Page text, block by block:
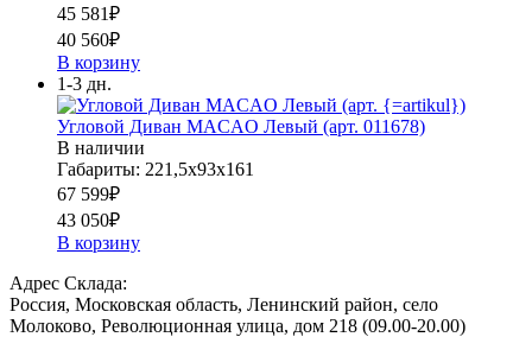
45 581₽
40 560₽
В корзину
1-3 дн.
Угловой Диван MACAO Левый (арт. 011678)
В наличии
Габариты: 221,5х93х161
67 599₽
43 050₽
В корзину
Адрес Склада:
Россия, Московская область, Ленинский район, село
Молоково, Революционная улица, дом 218 (09.00-20.00)